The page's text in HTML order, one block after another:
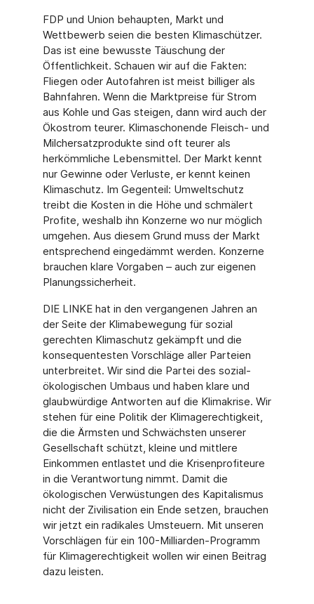
FDP und Union behaupten, Markt und
Wettbewerb seien die besten Klimaschützer.
Das ist eine bewusste Täuschung der
Öffentlichkeit. Schauen wir auf die Fakten:
Fliegen oder Autofahren ist meist billiger als
Bahnfahren. Wenn die Marktpreise für Strom
aus Kohle und Gas steigen, dann wird auch der
Ökostrom teurer. Klimaschonende Fleisch- und
Milchersatzprodukte sind oft teurer als
herkömmliche Lebensmittel. Der Markt kennt
nur Gewinne oder Verluste, er kennt keinen
Klimaschutz. Im Gegenteil: Umweltschutz
treibt die Kosten in die Höhe und schmälert
Profite, weshalb ihn Konzerne wo nur möglich
umgehen. Aus diesem Grund muss der Markt
entsprechend eingedämmt werden. Konzerne
brauchen klare Vorgaben – auch zur eigenen
Planungssicherheit.
DIE LINKE hat in den vergangenen Jahren an
der Seite der Klimabewegung für sozial
gerechten Klimaschutz gekämpft und die
konsequentesten Vorschläge aller Parteien
unterbreitet. Wir sind die Partei des sozial-
ökologischen Umbaus und haben klare und
glaubwürdige Antworten auf die Klimakrise. Wir
stehen für eine Politik der Klimagerechtigkeit,
die die Ärmsten und Schwächsten unserer
Gesellschaft schützt, kleine und mittlere
Einkommen entlastet und die Krisenprofiteure
in die Verantwortung nimmt. Damit die
ökologischen Verwüstungen des Kapitalismus
nicht der Zivilisation ein Ende setzen, brauchen
wir jetzt ein radikales Umsteuern. Mit unseren
Vorschlägen für ein 100-Milliarden-Programm
für Klimagerechtigkeit wollen wir einen Beitrag
dazu leisten.